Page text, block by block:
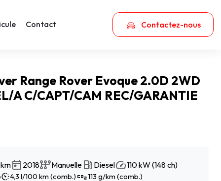
Contact Contactez-nous
Range Rover Evoque 2.0D 2WD
A C/CAPT/CAM REC/GARANTIE
2018 Manuelle Diesel 110 kW (148 ch)
4,3 l/100 km (comb.) 113 g/km (comb.)